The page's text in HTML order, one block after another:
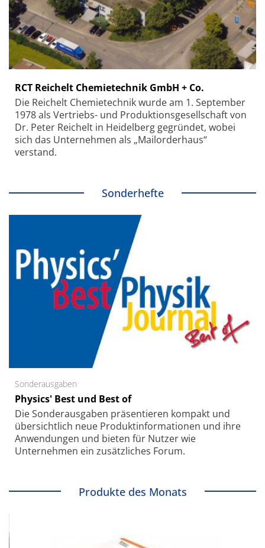
RCT Reichelt Chemietechnik GmbH + Co.
Die Reichelt Chemietechnik wurde am 1. September
1978 als Vertriebs- und Produktionsgesellschaft von
Dr. Peter Reichelt in Heidelberg gegründet, wobei
sich das Unternehmen als „Mailorderhaus“
verstand.
Sonderhefte
Sonderausgaben
Physics' Best und Best of
Die Sonder­ausgaben präsentieren kompakt und
übersichtlich neue Produkt­informationen und ihre
Anwendungen und bieten für Nutzer wie
Unternehmen ein zusätzliches Forum.
Produkte des Monats